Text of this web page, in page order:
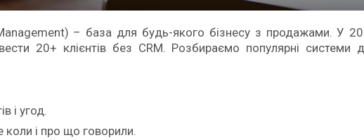
– база для будь-якого бізнесу з продажами. У
20+ клієнтів без CRM. Розбираємо популярні системи
і угод.
коли і про що говорили.